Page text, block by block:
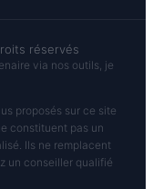
réservés
via nos outils, je
proposés sur ce site
constituent pas un
Ils ne remplacent
un conseiller qualifié